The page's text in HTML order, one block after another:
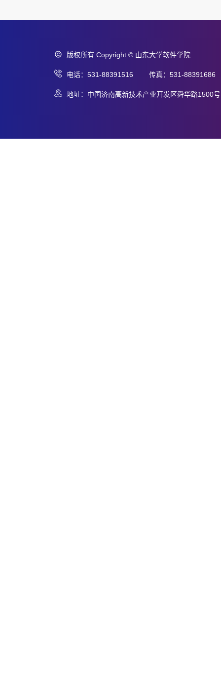
版权所有 Copyright © 山东大学软件学院
电话：531-88391516 传真：531-88391686
地址：中国济南高新技术产业开发区舜华路